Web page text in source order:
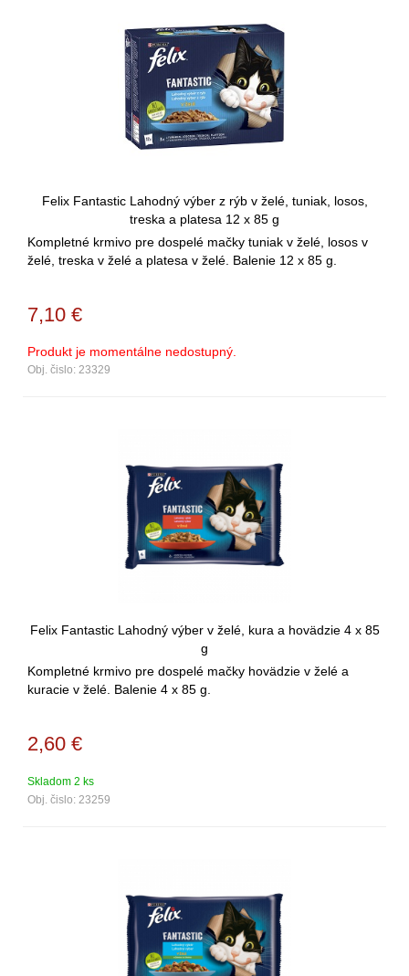
Felix Fantastic Lahodný výber z rýb v želé, tuniak, losos,
treska a platesa 12 x 85 g
Kompletné krmivo pre dospelé mačky tuniak v želé, losos v
želé, treska v želé a platesa v želé. Balenie 12 x 85 g.
7,10 €
Produkt je momentálne nedostupný.
Obj. čislo: 23329
Felix Fantastic Lahodný výber v želé, kura a hovädzie 4 x 85
g
Kompletné krmivo pre dospelé mačky hovädzie v želé a
kuracie v želé. Balenie 4 x 85 g.
2,60 €
Skladom 2 ks
Obj. čislo: 23259